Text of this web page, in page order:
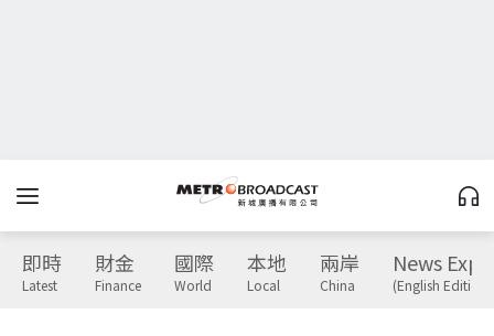
即時
Latest
財金
Finance
國際
World
本地
Local
兩岸
China
News
(English Edition)